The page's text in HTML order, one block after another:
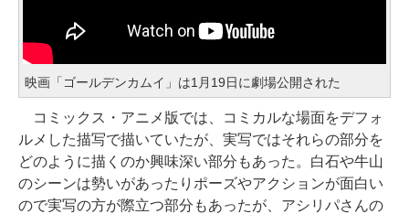
映画「ゴールデンカムイ」は1月19日に劇場公開された
コミックス・アニメ版では、コミカルな場面をデフォ
ルメした描写で描いていたが、実写ではそれらの部分を
どのように描くのか興味深い部分もあった。白石や牛山
のシーンは勢いがあったりポーズやアクションが面白い
ので実写の方が際立つ部分もあったが、アシリパさんの